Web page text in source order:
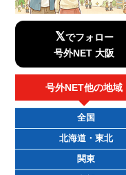
𝕏でフォロー
号外NET 大阪
号外NET他の地域
全国
北海道・東北
関東